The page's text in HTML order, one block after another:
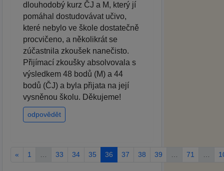
dlouhodobý kurz ČJ a M, který jí
pomáhal dostudovávat učivo,
které nebylo ve škole dostatečně
procvičeno, a několikrát se
zúčastnila zkoušek nanečisto.
Přijímací zkoušky absolvovala s
výsledkem 48 bodů (M) a 44
bodů (ČJ) a byla přijata na její
vysněnou školu. Děkujeme!
odpovědět
« 1 33 34 35 36 37 38 39 71